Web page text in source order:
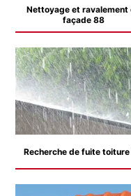
Nettoyage et ravalement
façade 88
Recherche de fuite